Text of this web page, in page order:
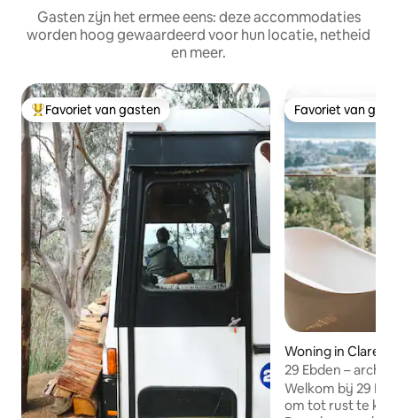
Gasten zijn het ermee eens: deze accommodaties
worden hoog gewaardeerd voor hun locatie, netheid
en meer.
Topfavoriet van gasten
Favoriet van gasten Favoriet van
Favoriet van
Woning in
29 Ebden –
het noorden van
Welkom bij 29
om tot rust te